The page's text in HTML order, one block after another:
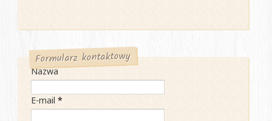
Formularz kontaktowy
Nazwa
E-mail*